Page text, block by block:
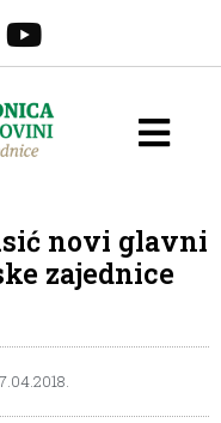
novi glavni
zajednice